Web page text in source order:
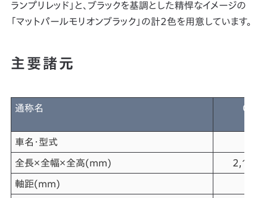
ランプリレッド」と、ブラックを基調とした精悍なイメージの
「マットパールモリオンブラック」の計2色を用意しています。
主要諸元
通称名
車名･型式
全長×全幅×全高(mm)
軸距(mm)